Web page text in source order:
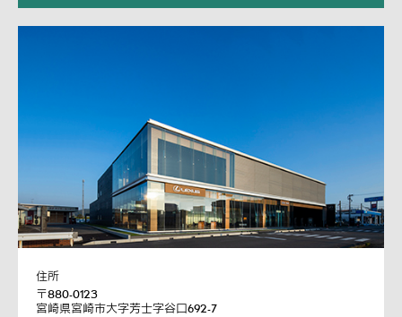
住所
〒880-0123
宮崎県宮崎市大字芳士字谷口692-7